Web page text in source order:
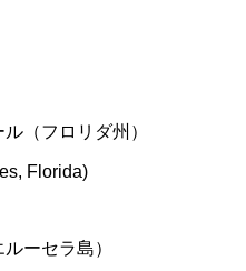
（フロリダ州）
Florida)
ーセラ島）